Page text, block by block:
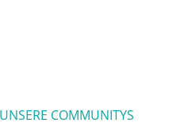
UNSERE COMMUNITYS